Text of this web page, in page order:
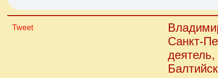
Tweet
Санкт-